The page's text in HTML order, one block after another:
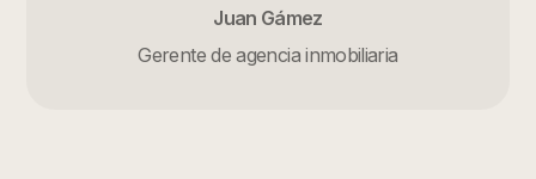
Juan Gámez
Gerente de agencia inmobiliaria